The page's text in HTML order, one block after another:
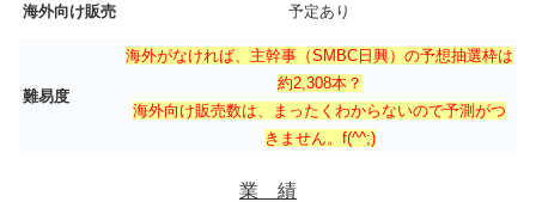
海外向け販売 予定あり
難易度
海外がなければ、主幹事（SMBC日興）の予想抽選枠は
約2,308本？
海外向け販売数は、まったくわからないので予測がつ
きません。f(^^;)
業 績